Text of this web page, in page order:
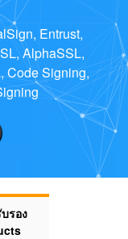
Entrust,
AlphaSSL,
Code Signing,
รอง